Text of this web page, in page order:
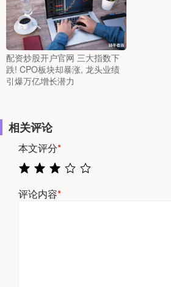
配资炒股开户官网 三大指数下
跌! CPO板块却暴涨, 龙头业绩
引爆万亿增长潜力
相关评论
本文评分*
评论内容*